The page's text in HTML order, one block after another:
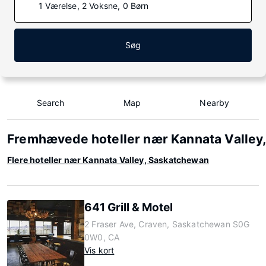
1 Værelse, 2 Voksne, 0 Børn
Søg
Search Map Nearby
Fremhævede hoteller nær Kannata
Flere hoteller nær Kannata Valley, Saskatchewan
641 Grill & Motel
2 Fraser Ave, Craven, Saskatchewan S0G
0W0, CA
Vis kort